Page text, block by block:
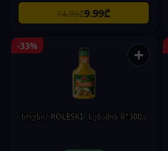
14.95₾9.99₾
-33% +
სოუსი/ ROLESKI/ სეზამის 6*300გ